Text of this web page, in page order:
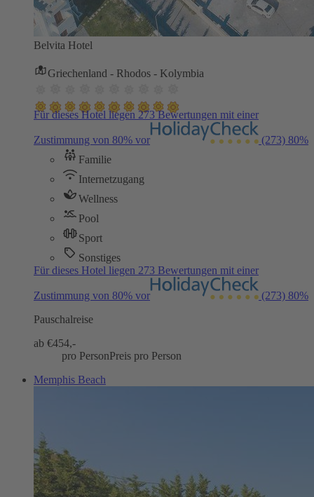
Belvita Hotel
Griechenland - Rhodos - Kolymbia
Für dieses Hotel liegen 273 Bewertungen mit einer
Zustimmung von 80% vor (273) 80%
Familie
Internetzugang
Wellness
Pool
Sport
Sonstiges
Für dieses Hotel liegen 273 Bewertungen mit einer
Zustimmung von 80% vor (273) 80%
Pauschalreise
ab €454,-
pro PersonPreis pro Person
Memphis Beach